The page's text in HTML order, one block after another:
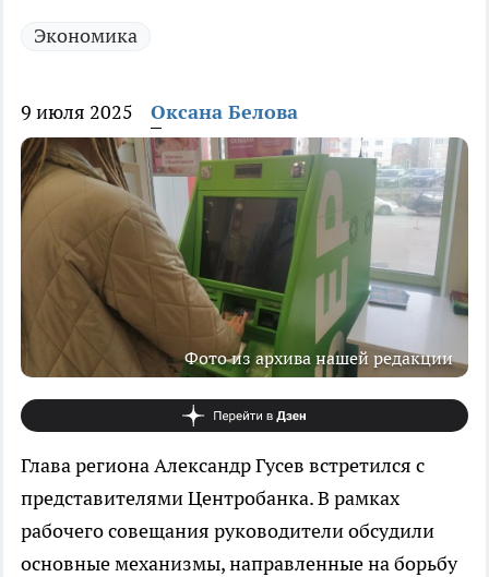
Экономика
9 июля 2025 Оксана Белова
Фото из архива нашей редакции
Глава региона Александр Гусев встретился с
представителями Центробанка. В рамках
рабочего совещания руководители обсудили
основные механизмы, направленные на борьбу